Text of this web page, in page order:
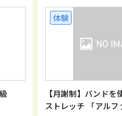
体験
【月謝制】バンドを
ストレッチ 「アルフ